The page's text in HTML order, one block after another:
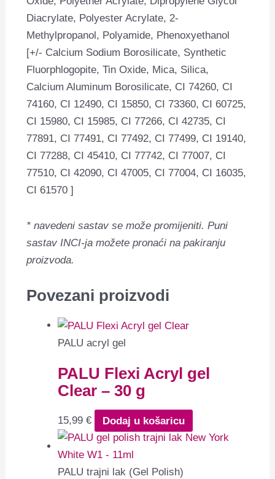
Diacrylate, Polyester Acrylate, 2-
Methylpropanol, Polyamide, Phenoxyethanol
[+/- Calcium Sodium Borosilicate, Synthetic
Fluorphlogopite, Tin Oxide, Mica, Silica,
Calcium Aluminum Borosilicate, CI 74260, CI
74160, CI 12490, CI 15850, CI 73360, CI 60725,
CI 15980, CI 15985, CI 77266, CI 42735, CI
77891, CI 77491, CI 77492, CI 77499, CI 19140,
CI 77288, CI 45410, CI 77742, CI 77007, CI
77510, CI 42090, CI 47005, CI 77004, CI 16035,
CI 61570 ]
* navedeni sastav se može promijeniti.Puni
sastav INCI-ja možete pronaći na pakiranju
proizvoda.
Povezani proizvodi
PALU acryl gel
PALU Flexi Acryl gel
Clear – 30 g
15,99€ Dodaj u košaricu
PALU trajni lak (Gel Polish)